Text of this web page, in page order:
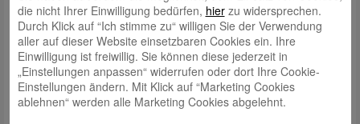
die nicht Ihrer Einwilligung bedürfen, hierzu widersprechen.
Durch Klick auf “Ich stimme zu“ willigen Sie der Verwendung
aller auf dieser Website einsetzbaren Cookies ein. Ihre
Einwilligung ist freiwillig. Sie können diese jederzeit in
„Einstellungen anpassen“ widerrufen oder dort Ihre Cookie-
Einstellungen ändern. Mit Klick auf “Marketing Cookies
ablehnen“ werden alle Marketing Cookies abgelehnt.